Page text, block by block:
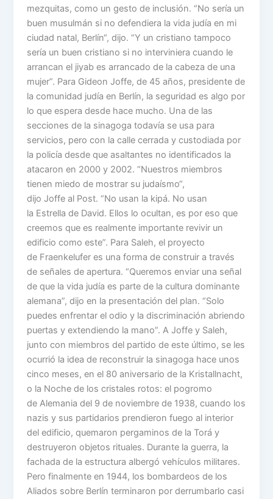
mezquitas, como un gesto de inclusión. “No sería un
buen musulmán si no defendiera la vida judía en mi
ciudad natal, Berlín“, dijo. “Y un cristiano tampoco
sería un buen cristiano si no interviniera cuando le
arrancan el jiyab es arrancado de la cabeza de una
mujer”. Para Gideon Joffe, de 45 años, presidente de
la comunidad judía en Berlín, la seguridad es algo por
lo que espera desde hace mucho. Una de las
secciones de la sinagoga todavía se usa para
servicios, pero con la calle cerrada y custodiada por
la policía desde que asaltantes no identificados la
atacaron en 2000 y 2002. “Nuestros miembros
tienen miedo de mostrar su judaísmo“,
dijo Joffe al Post. “No usan la kipá. No usan
la Estrella de David. Ellos lo ocultan, es por eso que
creemos que es realmente importante revivir un
edificio como este”. Para Saleh, el proyecto
de Fraenkelufer es una forma de construir a través
de señales de apertura. “Queremos enviar una señal
de que la vida judía es parte de la cultura dominante
alemana”, dijo en la presentación del plan. “Solo
puedes enfrentar el odio y la discriminación abriendo
puertas y extendiendo la mano”. A Joffe y Saleh,
junto con miembros del partido de este último, se les
ocurrió la idea de reconstruir la sinagoga hace unos
cinco meses, en el 80 aniversario de la Kristallnacht,
o la Noche de los cristales rotos: el pogromo
de Alemania del 9 de noviembre de 1938, cuando los
nazis y sus partidarios prendieron fuego al interior
del edificio, quemaron pergaminos de la Torá y
destruyeron objetos rituales. Durante la guerra, la
fachada de la estructura albergó vehículos militares.
Pero finalmente en 1944, los bombardeos de los
Aliados sobre Berlín terminaron por derrumbarlo casi